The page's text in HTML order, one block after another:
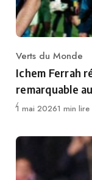
Category
Verts du Monde
Ichem Ferrah
remarquable
Publié
1 mai 20261 min lire